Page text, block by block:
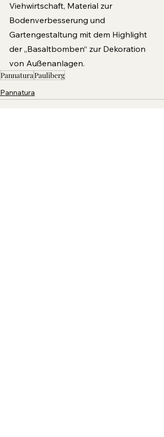
Viehwirtschaft, Material zur
Bodenverbesserung und
Gartengestaltung mit dem Highlight
der „Basaltbomben“ zur Dekoration
von Außenanlagen.
PannaturaPauliberg
Pannatura